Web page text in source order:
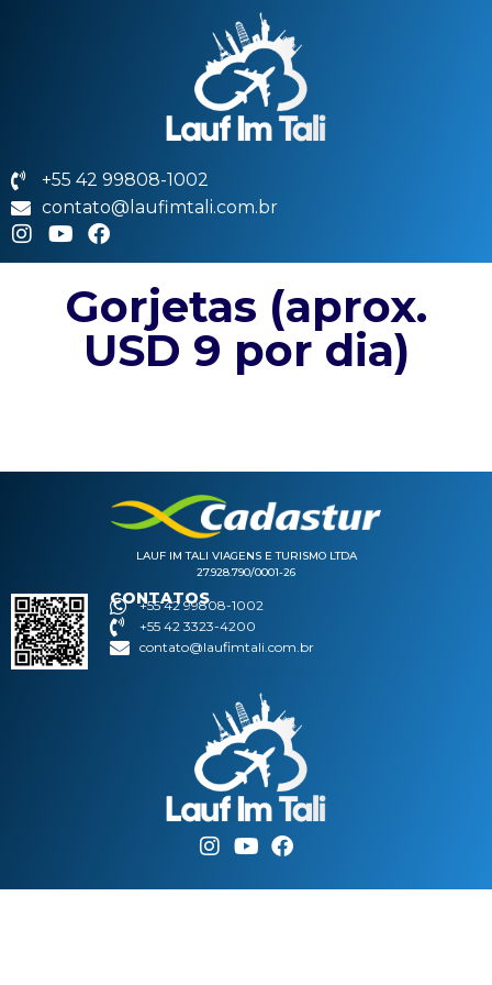
+55 42 99808-1002
contato@laufimtali.com.br
Gorjetas (aprox.
USD 9 por dia)
LAUF IM TALI VIAGENS E TURISMO LTDA
27.928.790/0001-26
CONTATOS
+55 42 99808-1002
+55 42 3323-4200
contato@laufimtali.com.br